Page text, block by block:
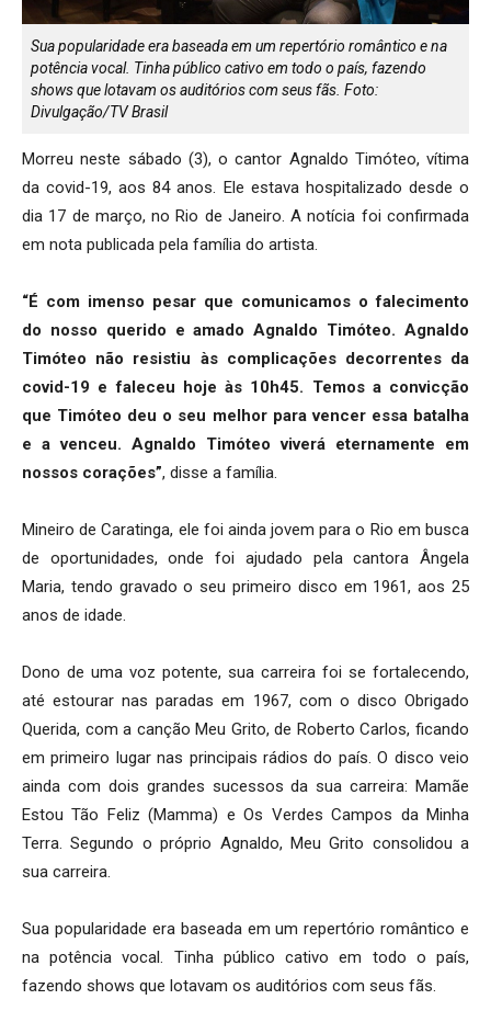
Sua popularidade era baseada em um repertório romântico e na
potência vocal. Tinha público cativo em todo o país, fazendo
shows que lotavam os auditórios com seus fãs. Foto:
Divulgação/TV Brasil
Morreu neste sábado (3), o cantor Agnaldo Timóteo, vítima
da covid-19, aos 84 anos. Ele estava hospitalizado desde o
dia 17 de março, no Rio de Janeiro. A notícia foi confirmada
em nota publicada pela família do artista.
“É com imenso pesar que comunicamos o falecimento
do nosso querido e amado Agnaldo Timóteo. Agnaldo
Timóteo não resistiu às complicações decorrentes da
covid-19 e faleceu hoje às 10h45. Temos a convicção
que Timóteo deu o seu melhor para vencer essa batalha
e a venceu. Agnaldo Timóteo viverá eternamente em
nossos corações”, disse a família.
Mineiro de Caratinga, ele foi ainda jovem para o Rio em busca
de oportunidades, onde foi ajudado pela cantora Ângela
Maria, tendo gravado o seu primeiro disco em 1961, aos 25
anos de idade.
Dono de uma voz potente, sua carreira foi se fortalecendo,
até estourar nas paradas em 1967, com o disco Obrigado
Querida, com a canção Meu Grito, de Roberto Carlos, ficando
em primeiro lugar nas principais rádios do país. O disco veio
ainda com dois grandes sucessos da sua carreira: Mamãe
Estou Tão Feliz (Mamma) e Os Verdes Campos da Minha
Terra. Segundo o próprio Agnaldo, Meu Grito consolidou a
sua carreira.
Sua popularidade era baseada em um repertório romântico e
na potência vocal. Tinha público cativo em todo o país,
fazendo shows que lotavam os auditórios com seus fãs.